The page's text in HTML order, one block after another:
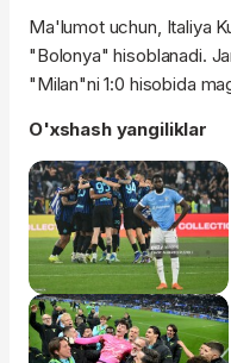
Ma'lumot uchun, Italiya
"Bolonya" hisoblanadi.
"Milan"ni 1:0 hisobida
O'xshash yangiliklar